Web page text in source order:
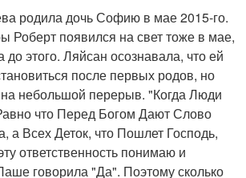
родила дочь Софию в мае 2015-го.
Роберт появился на свет тоже в мае,
до этого. Ляйсан осознавала, что ей
после первых родов, но
небольшой перерыв. "Когда Люди
что Перед Богом Дают Слово
а Всех Деток, что Пошлет Господь,
ответственность понимаю и
говорила "Да". Поэтому сколько